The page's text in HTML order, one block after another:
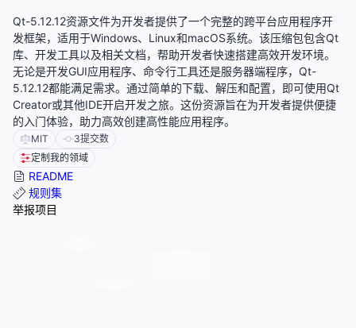
Qt-5.12.12资源文件为开发者提供了一个完整的跨平台应用程序开
发框架，适用于Windows、Linux和macOS系统。该压缩包包含Qt
库、开发工具以及相关文档，帮助开发者快速搭建高效开发环境。
无论是开发GUI应用程序、命令行工具还是服务器端程序，Qt-
5.12.12都能满足需求。通过简单的下载、解压和配置，即可使用Qt
Creator或其他IDE开启开发之旅。这份资源旨在为开发者提供便捷
的入门体验，助力高效创建高性能应用程序。
MIT 3提交数
定制我的领域
README
规则集
举报项目